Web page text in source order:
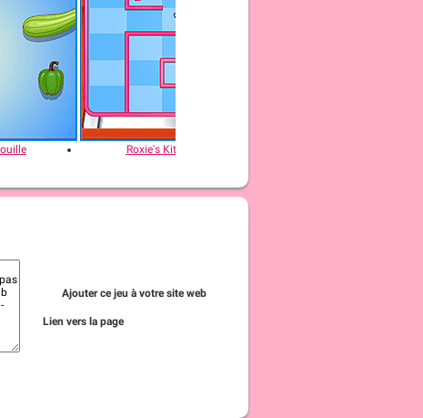
Roxie's Kitchen: Freakshake
Ajouter ce jeu à votre site web
Lien vers la page